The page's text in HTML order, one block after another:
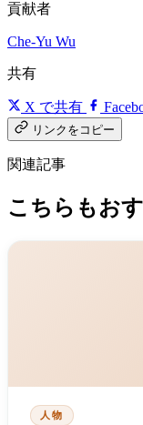
貢献者
Che-Yu Wu
共有
X で共有
リンクをコピー
関連記事
こちらもお
人物